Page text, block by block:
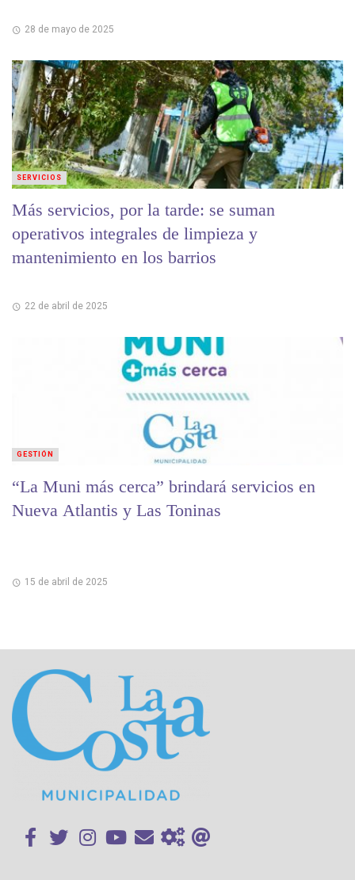
28 de mayo de 2025
Más servicios, por la tarde: se suman
operativos integrales de limpieza y
mantenimiento en los barrios
22 de abril de 2025
SERVICIOS
“La Muni más cerca” brindará servicios en
Nueva Atlantis y Las Toninas
15 de abril de 2025
GESTIÓN